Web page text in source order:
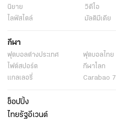
นิยาย
วิดีโอ
ไลฟ์สไตล์
มัลติมีเดีย
กีฬา
ฟุตบอลต่่างประเทศ ฟุตบอลไทย
ไฟต์สปอร์ต
กีฬาโลก
แกลเลอรี่
Carabao
ช็อปปิ้ง
ไทยรัฐอีเวนต์